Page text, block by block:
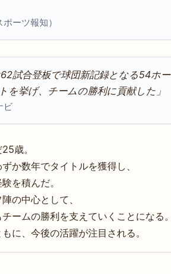
ーツ報知）
62試合登板で球団新記録となる54ホー
を挙げ、チームの勝利に貢献した」
ビ
歳。
か数年でタイトルを獲得し、
を積んだ。
の中心として、
ームの勝利を支えていくことになる
に、今後の活躍が注目される。